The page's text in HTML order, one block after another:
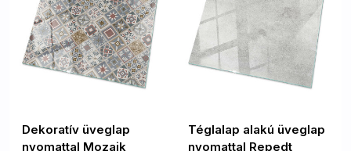
Dekoratív üveglap
nyomattal Mozaik
Téglalap alakú üveglap
nyomattal Repedt